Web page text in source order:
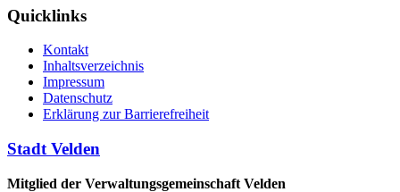
Quicklinks
Kontakt
Inhaltsverzeichnis
Impressum
Datenschutz
Erklärung zur Barrierefreiheit
Stadt Velden
Mitglied der Verwaltungsgemeinschaft Velden